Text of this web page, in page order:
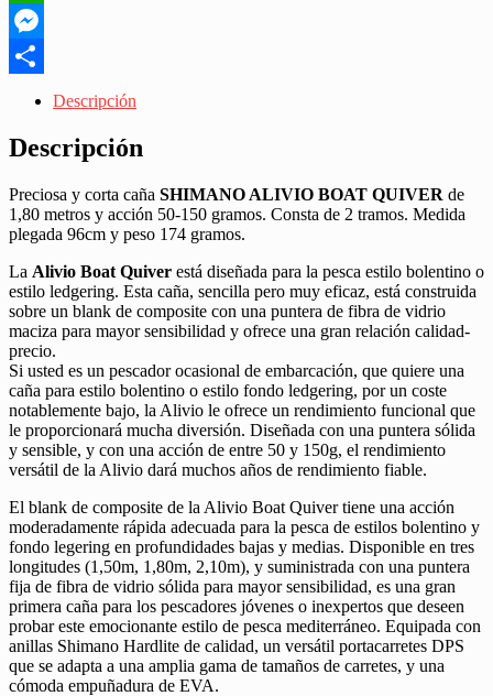
WhatsApp
Messenger
Descripción
Descripción
Preciosa y corta caña SHIMANO ALIVIO BOAT QUIVER de
1,80 metros y acción 50-150 gramos. Consta de 2 tramos. Medida
plegada 96cm y peso 174 gramos.
La Alivio Boat Quiver está diseñada para la pesca estilo bolentino o
estilo ledgering. Esta caña, sencilla pero muy eficaz, está construida
sobre un blank de composite con una puntera de fibra de vidrio
maciza para mayor sensibilidad y ofrece una gran relación calidad-
precio.
Si usted es un pescador ocasional de embarcación, que quiere una
caña para estilo bolentino o estilo fondo ledgering, por un coste
notablemente bajo, la Alivio le ofrece un rendimiento funcional que
le proporcionará mucha diversión. Diseñada con una puntera sólida
y sensible, y con una acción de entre 50 y 150g, el rendimiento
versátil de la Alivio dará muchos años de rendimiento fiable.
El blank de composite de la Alivio Boat Quiver tiene una acción
moderadamente rápida adecuada para la pesca de estilos bolentino y
fondo legering en profundidades bajas y medias. Disponible en tres
longitudes (1,50m, 1,80m, 2,10m), y suministrada con una puntera
fija de fibra de vidrio sólida para mayor sensibilidad, es una gran
primera caña para los pescadores jóvenes o inexpertos que deseen
probar este emocionante estilo de pesca mediterráneo. Equipada con
anillas Shimano Hardlite de calidad, un versátil portacarretes DPS
que se adapta a una amplia gama de tamaños de carretes, y una
cómoda empuñadura de EVA.